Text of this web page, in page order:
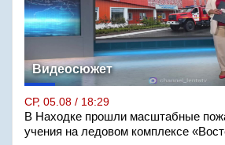
Видеосюжет
СР, 05.08 / 18:29
В Находке прошли масштабные
учения на ледовом комплексе